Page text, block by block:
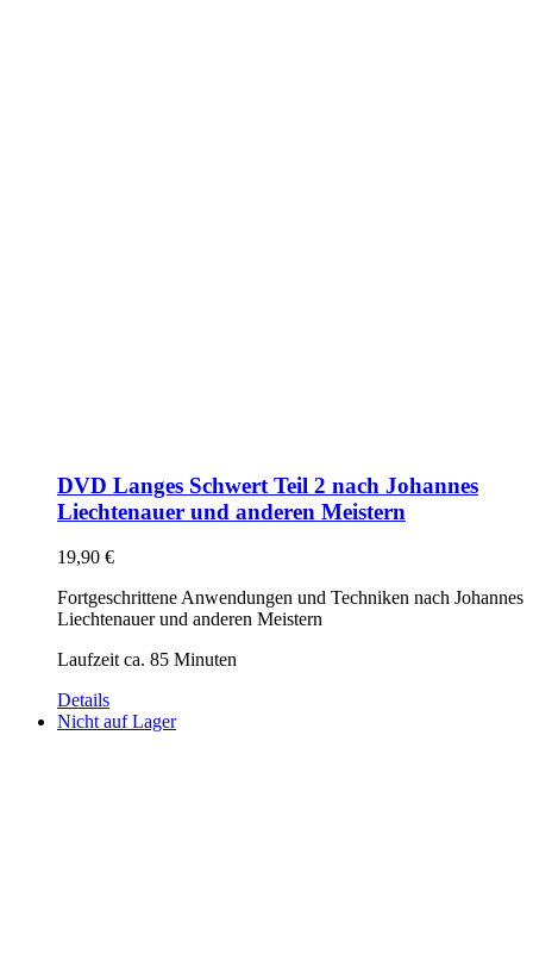
DVD Langes Schwert Teil 2 nach Johannes
Liechtenauer und anderen Meistern
19,90 €
Fortgeschrittene Anwendungen und Techniken nach Johannes
Liechtenauer und anderen Meistern
Laufzeit ca. 85 Minuten
Details
Nicht auf Lager